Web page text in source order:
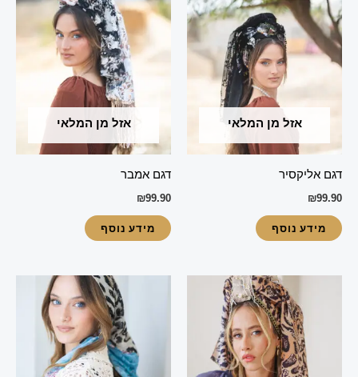
אזל מן המלאי
דגם אליקסיר
₪99.90
מידע נוסף
אזל מן המלאי
דגם אמבר
₪99.90
מידע נוסף